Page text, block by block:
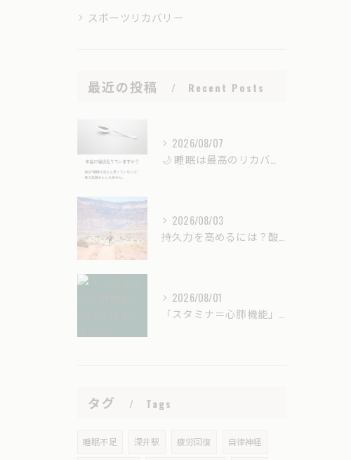
スポーツリカバリー
最近の投稿 Recent Posts
2026/08/07
2026/08/03
2026/08/01
タグ Tags
睡眠不足 深井駅 疲労回復 自律神経